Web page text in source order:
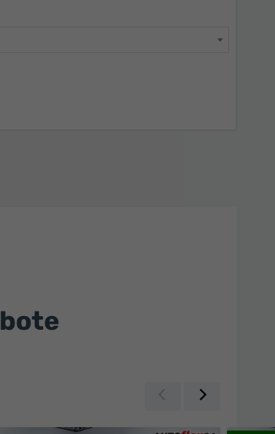
Zurück